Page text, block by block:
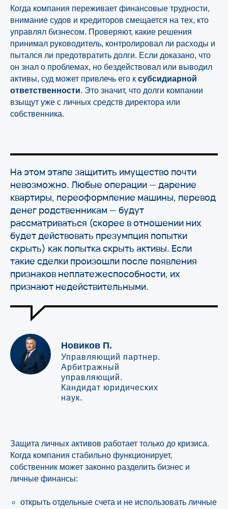
Когда компания переживает финансовые трудности,
внимание судов и кредиторов смещается на тех, кто
управлял бизнесом. Проверяют, какие решения
принимал руководитель, контролировал ли расходы и
пытался ли предотвратить долги. Если доказано, что
он знал о проблемах, но бездействовал или выводил
активы, суд может привлечь его к субсидиарной
ответственности. Это значит, что долги компании
взыщут уже с личных средств директора или
собственника.
На этом этапе защитить имущество почти
невозможно. Любые операции — дарение
квартиры, переоформление машины, перевод
денег родственникам — будут
рассматриваться (скорее в отношении них
будет действовать презумпция попытки
скрыть) как попытка скрыть активы. Если
такие сделки произошли после появления
признаков неплатежеспособности, их
признают недействительными.
Новиков П.
Управляющий партнер.
Арбитражный
управляющий.
Кандидат юридических
наук.
Защита личных активов работает только до кризиса.
Когда компания стабильно функционирует,
собственник может законно разделить бизнес и
личные финансы:
открыть отдельные счета и не использовать личные